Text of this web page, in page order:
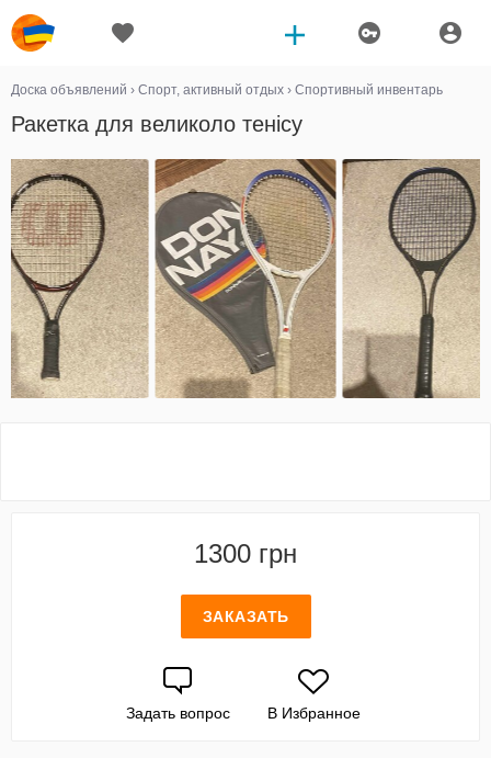
Доска объявлений › Спорт, активный отдых › Спортивный инвентарь
Ракетка для великоло тенісу
1300 грн
ЗАКАЗАТЬ
Задать вопрос В Избранное